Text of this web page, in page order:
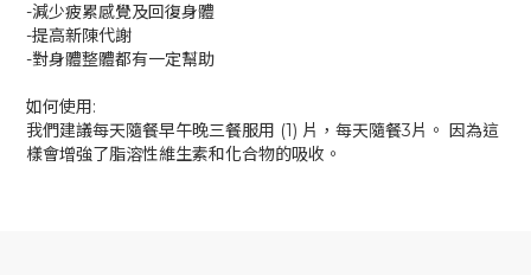
-減少疲累感覺及回復身體
-提高新陳代謝
-對身體整體都有一定幫助
如何使用:
我們建議每天隨餐早午晚三餐服用 (1) 片，每天隨餐3片。 因為這
樣會增強了脂溶性維生素和化合物的吸收。